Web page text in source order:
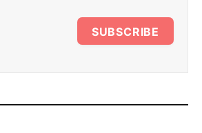
SUBSCRIBE